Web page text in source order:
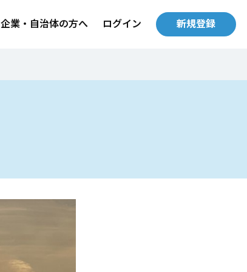
企業・自治体の方へ ログイン 新規登録